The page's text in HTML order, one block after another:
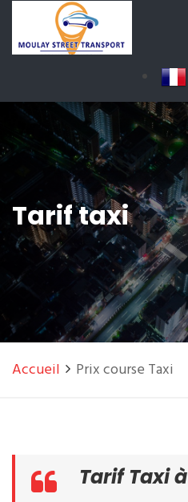
Tarif taxi
Accueil Prix course Taxi
Tarif Taxi à